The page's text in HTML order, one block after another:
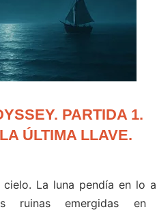
PARTIDA 1.
ÚLTIMA LLAVE.
cielo. La luna pendía en lo
ruinas emergidas en